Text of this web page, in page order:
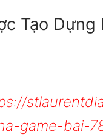
Tạo Dựng
game-bai-